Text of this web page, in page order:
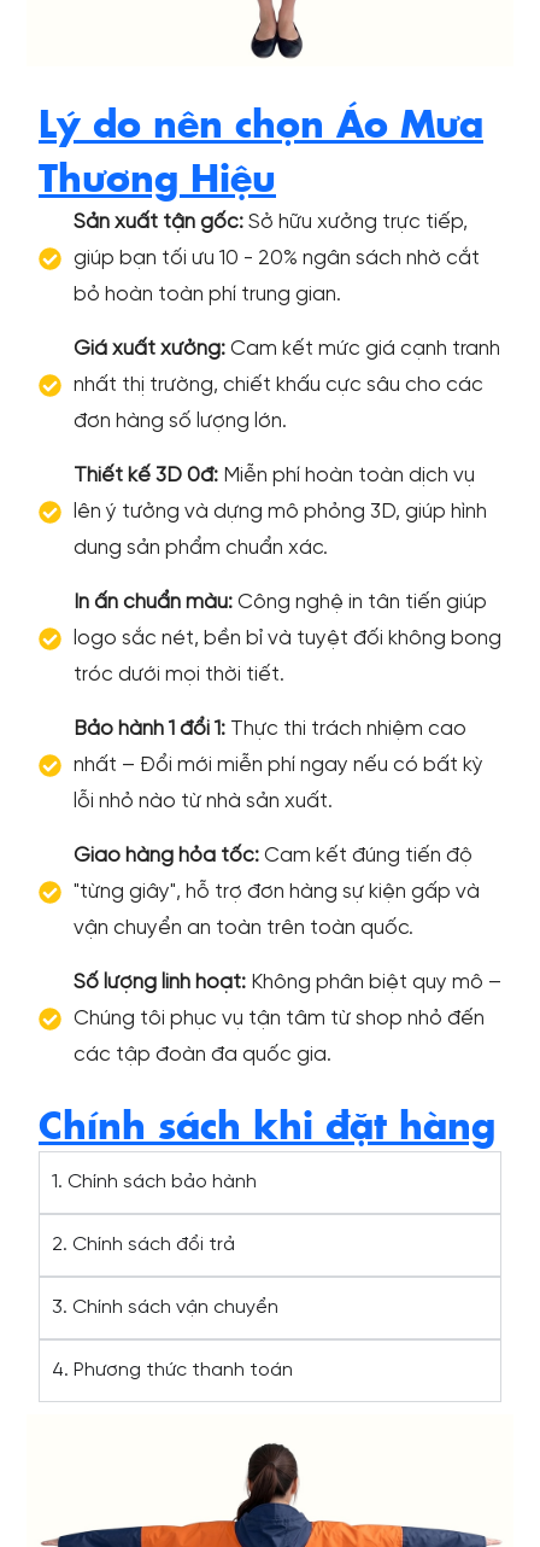
Lý do nên chọn Áo Mưa
Thương Hiệu
Sản xuất tận gốc:Sở hữu xưởng trực tiếp,
giúp bạn tối ưu 10 - 20% ngân sách nhờ cắt
bỏ hoàn toàn phí trung gian.
Giá xuất xưởng:Cam kết mức giá cạnh tranh
nhất thị trường, chiết khấu cực sâu cho các
đơn hàng số lượng lớn.
Thiết kế 3D 0đ:Miễn phí hoàn toàn dịch vụ
lên ý tưởng và dựng mô phỏng 3D, giúp hình
dung sản phẩm chuẩn xác.
In ấn chuẩn màu: Công nghệ in tân tiến giúp
logo sắc nét, bền bỉ và tuyệt đối không bong
tróc dưới mọi thời tiết.
Bảo hành 1 đổi 1: Thực thi trách nhiệm cao
nhất – Đổi mới miễn phí ngay nếu có bất kỳ
lỗi nhỏ nào từ nhà sản xuất.
Giao hàng hỏa tốc:Cam kết đúng tiến độ
"từng giây", hỗ trợ đơn hàng sự kiện gấp và
vận chuyển an toàn trên toàn quốc.
Số lượng linh hoạt:Không phân biệt quy mô –
Chúng tôi phục vụ tận tâm từ shop nhỏ đến
các tập đoàn đa quốc gia.
Chính sách khi đặt hàng
1. Chính sách bảo hành
2. Chính sách đổi trả
3. Chính sách vận chuyển
4. Phương thức thanh toán